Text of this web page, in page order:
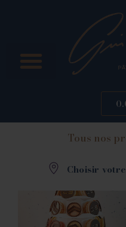
Tous nos
Choisir